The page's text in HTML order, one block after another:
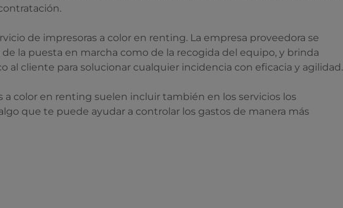
de impresoras a color en renting. La empresa proveedora se
la puesta en marcha como de la recogida del equipo, y brinda
al cliente para solucionar cualquier incidencia con eficacia y agilidad.
a color en renting suelen incluir también en los servicios los
que te puede ayudar a controlar los gastos de manera más